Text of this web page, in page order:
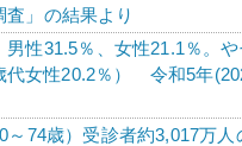
」の結果より
男性31.5％、女性21.1％。
代女性20.2％） 令和5年
～74歳）受診者約3,017万